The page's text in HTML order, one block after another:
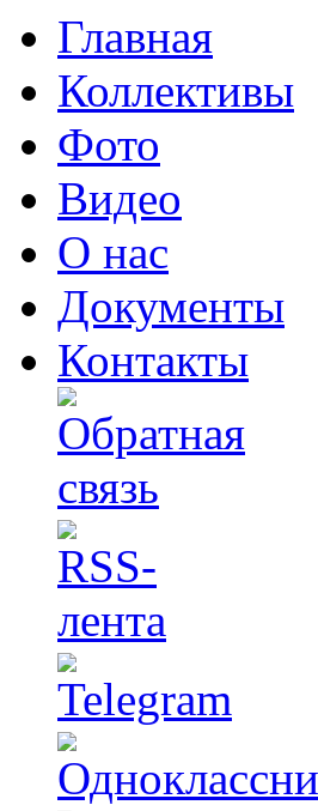
Главная
Коллективы
Фото
Видео
О нас
Документы
Контакты